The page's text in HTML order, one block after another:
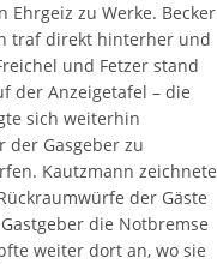
zu Werke. Becker
traf direkt hinterher und
und Fetzer stand
der Anzeigetafel – die
sich weiterhin
der Gasgeber zu
Kautzmann zeichnete
der Gäste
die Notbremse
weiter dort an, wo sie